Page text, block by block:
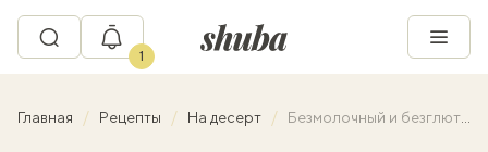
1
Главная Рецепты На десерт Безмолочный и безглютеновый десерт крем-брюле